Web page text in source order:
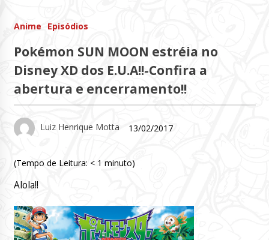
Anime Episódios
Pokémon SUN MOON estréia no
Disney XD dos E.U.A!!-Confira a
abertura e encerramento!!
Luiz Henrique Motta 13/02/2017
(Tempo de Leitura: < 1 minuto)
Alola!!